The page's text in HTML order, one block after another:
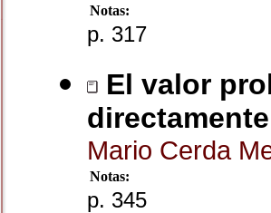
Notas:
p. 317
El valor
Mario Cerda
Notas:
p. 345